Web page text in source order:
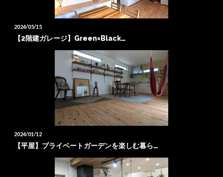
2024/05/15
【2階建ガレージ】Green×Black…
2024/01/12
【平屋】プライベートガーデンを楽しむ暮ら…